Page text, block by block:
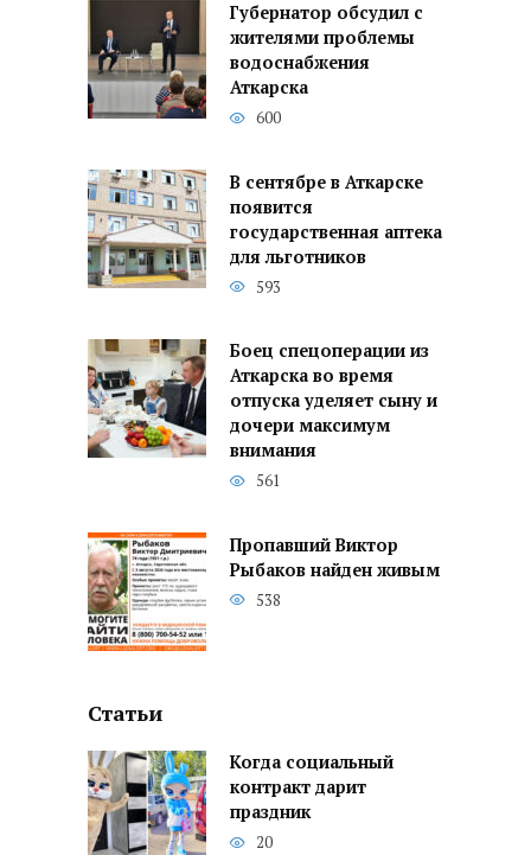
Губернатор обсудил с
жителями проблемы
водоснабжения
Аткарска
600
В сентябре в Аткарске
появится
государственная аптека
для льготников
593
Боец спецоперации из
Аткарска во время
отпуска уделяет сыну и
дочери максимум
внимания
561
Пропавший Виктор
Рыбаков найден живым
538
Статьи
Когда социальный
контракт дарит
праздник
20